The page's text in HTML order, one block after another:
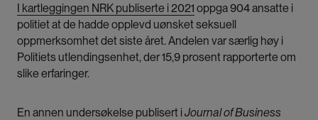
I kartleggingen NRK publiserte i 2021 oppga 904 ansatte i
politiet at de hadde opplevd uønsket seksuell
oppmerksomhet det siste året. Andelen var særlig høy i
Politiets utlendingsenhet, der 15,9 prosent rapporterte om
slike erfaringer.
En annen undersøkelse publisert iJournal of Business